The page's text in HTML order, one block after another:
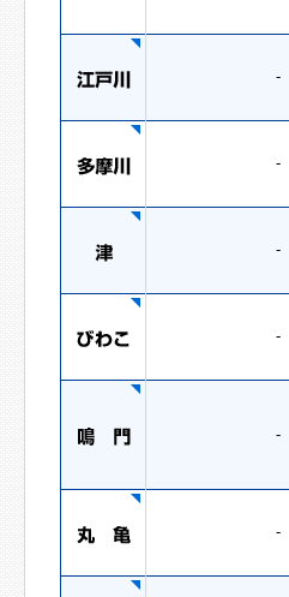
-
-
-
-
-
-